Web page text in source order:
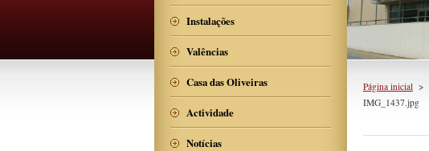
Página inicial >
IMG_1437.jpg
Instalações
Valências
Casa das Oliveiras
Actividade
Notícias